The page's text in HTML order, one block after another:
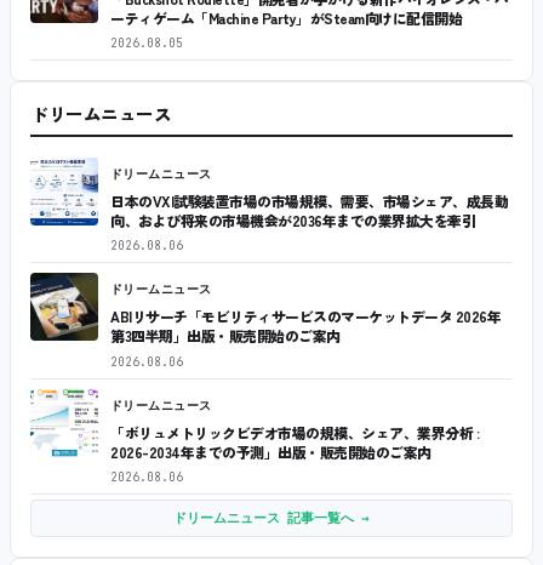
ーティゲーム「Machine Party」がSteam向けに配信開始
2026.08.05
ドリームニュース
ドリームニュース
日本のVXI試験装置市場の市場規模、需要、市場シェア、成長動
向、および将来の市場機会が2036年までの業界拡大を牽引
2026.08.06
ドリームニュース
ABIリサーチ「モビリティサービスのマーケットデータ 2026年
第3四半期」出版・販売開始のご案内
2026.08.06
ドリームニュース
「ボリュメトリックビデオ市場の規模、シェア、業界分析 :
2026-2034年までの予測」出版・販売開始のご案内
2026.08.06
ドリームニュース 記事一覧へ →